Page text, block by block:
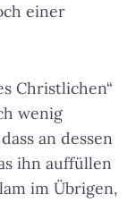
einer
Christlichen“
wenig
an dessen
ihn auffüllen
im Übrigen,